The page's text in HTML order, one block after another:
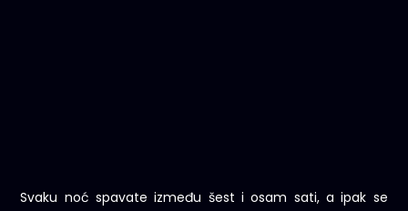
Svaku noć spavate između šest i osam sati, a ipak se